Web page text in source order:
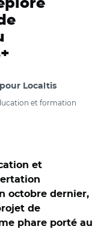
Localtis
et formation
et
octobre dernier,
de
phare porté au